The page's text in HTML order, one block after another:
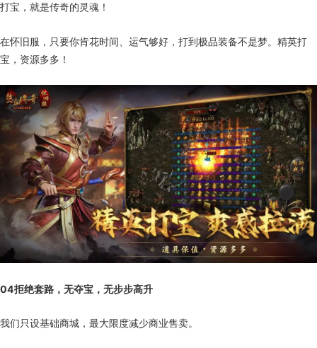
打宝，就是传奇的灵魂！
在怀旧服，只要你肯花时间、运气够好，打到极品装备不是梦。精英打
宝，资源多多！
04拒绝套路，无夺宝，无步步高升
我们只设基础商城，最大限度减少商业售卖。